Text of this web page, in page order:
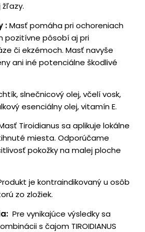
:Masť pomáha pri ochoreniach
pozitívne pôsobí aj pri
či ekzémoch. Masť navyše
ani iné potenciálne škodlivé
slnečnicový olej, včelí vosk,
esenciálny olej, vitamín E.
Tiroidianus sa aplikuje lokálne
miesta. Odporúčame
pokožky na malej ploche
je kontraindikovaný u osôb
zo zložiek.
Pre vynikajúce výsledky sa
s čajom TIROIDIANUS